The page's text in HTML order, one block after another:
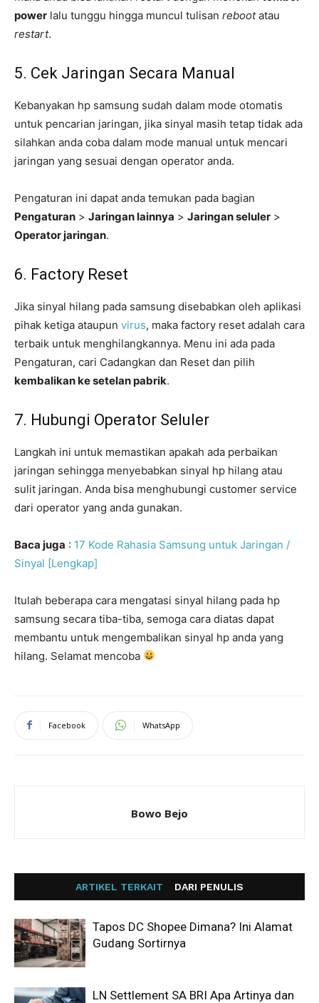
power lalu tunggu hingga muncul tulisan rebootatau
restart.
5. Cek Jaringan Secara Manual
Kebanyakan hp samsung sudah dalam mode otomatis
untuk pencarian jaringan, jika sinyal masih tetap tidak ada
silahkan anda coba dalam mode manual untuk mencari
jaringan yang sesuai dengan operator anda.
Pengaturan ini dapat anda temukan pada bagian
Pengaturan > Jaringan lainnya > Jaringan seluler >
Operator jaringan.
6. Factory Reset
Jika sinyal hilang pada samsung disebabkan oleh aplikasi
pihak ketiga ataupun virus, maka factory reset adalah cara
terbaik untuk menghilangkannya. Menu ini ada pada
Pengaturan, cari Cadangkan dan Reset dan pilih
kembalikan ke setelan pabrik.
7. Hubungi Operator Seluler
Langkah ini untuk memastikan apakah ada perbaikan
jaringan sehingga menyebabkan sinyal hp hilang atau
sulit jaringan. Anda bisa menghubungi customer service
dari operator yang anda gunakan.
Baca juga : 17 Kode Rahasia Samsung untuk Jaringan /
Sinyal [Lengkap]
Itulah beberapa cara mengatasi sinyal hilang pada hp
samsung secara tiba-tiba, semoga cara diatas dapat
membantu untuk mengembalikan sinyal hp anda yang
hilang. Selamat mencoba
Facebook WhatsApp
Bowo Bejo
ARTIKEL TERKAIT DARI PENULIS
Tapos DC Shopee Dimana? Ini Alamat
Gudang Sortirnya
LN Settlement SA BRI Apa Artinya dan